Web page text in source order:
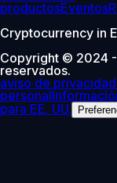
productosEventos
Cryptocurrency in
Copyright © 2024
reservados.
aviso de privacidad
personal
para EE. UU.